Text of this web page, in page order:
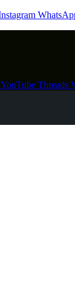
YouTube Threads